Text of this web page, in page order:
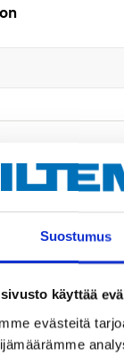
Suostumus
käyttää
evästeitä